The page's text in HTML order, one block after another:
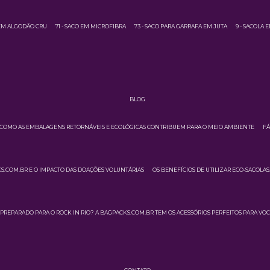
ALGODÃO CRU 71 - SACO EM MICROFIBRA 73 - SACO PARA GARRAFA EM JUTA 9 - SACOLA
BLOG
AS EMBALAGENS RETORNÁVEIS E ECOLÓGICAS CONTRIBUEM PARA O MEIO AMBIENTE
E O IMPACTO DAS DOAÇÕES VOLUNTÁRIAS OS BENEFÍCIOS DE UTILIZAR ECO-
PREPARADO PARA O ROCK IN RIO? A BAGPACKS.COM.BR TEM OS ACESSÓRIOS PERFEITOS PARA